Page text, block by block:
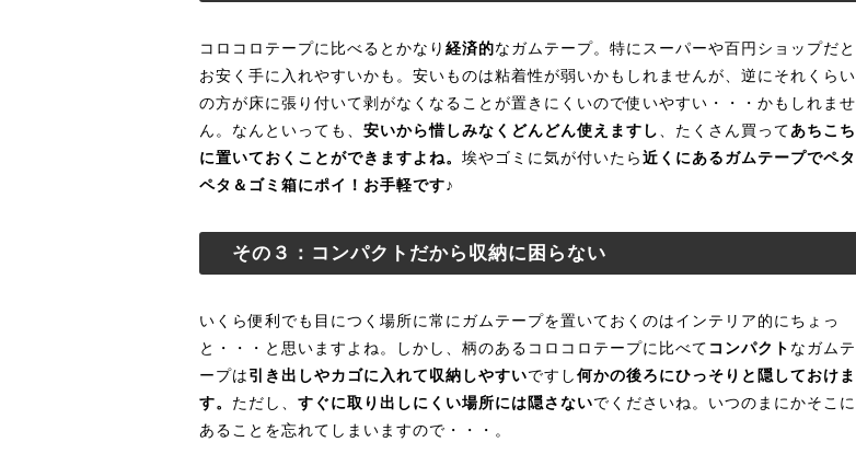
コロコロテープに比べるとかなり 経済的なガムテープ。特にスーパーや百円ショップだと
お安く手に入れやすいかも。安いものは粘着性が弱いかもしれませんが、逆にそれくらい
の方が床に張り付いて剥がなくなることが置きにくいので使いやすい・・・かもしれませ
ん。なんといっても、 安いから惜しみなくどんどん使えますし 、たくさん買ってあちこち
に置いておくことができますよね。 埃やゴミに気が付いたら近くにあるガムテープでペタ
ペタ＆ゴミ箱にポイ！お手軽です♪
その３：コンパクトだから収納に困らない
いくら便利でも目につく場所に常にガムテープを置いておくのはインテリア的にちょっ
と・・・と思いますよね。しかし、柄のあるコロコロテープに比べて コンパクト なガムテ
ープは引き出しやカゴに入れて収納しやすいですし何かの後ろにひっそりと隠しておけま
す。 ただし、 すぐに取り出しにくい場所には隠さないでくださいね。いつのまにかそこに
あることを忘れてしまいますので・・・。